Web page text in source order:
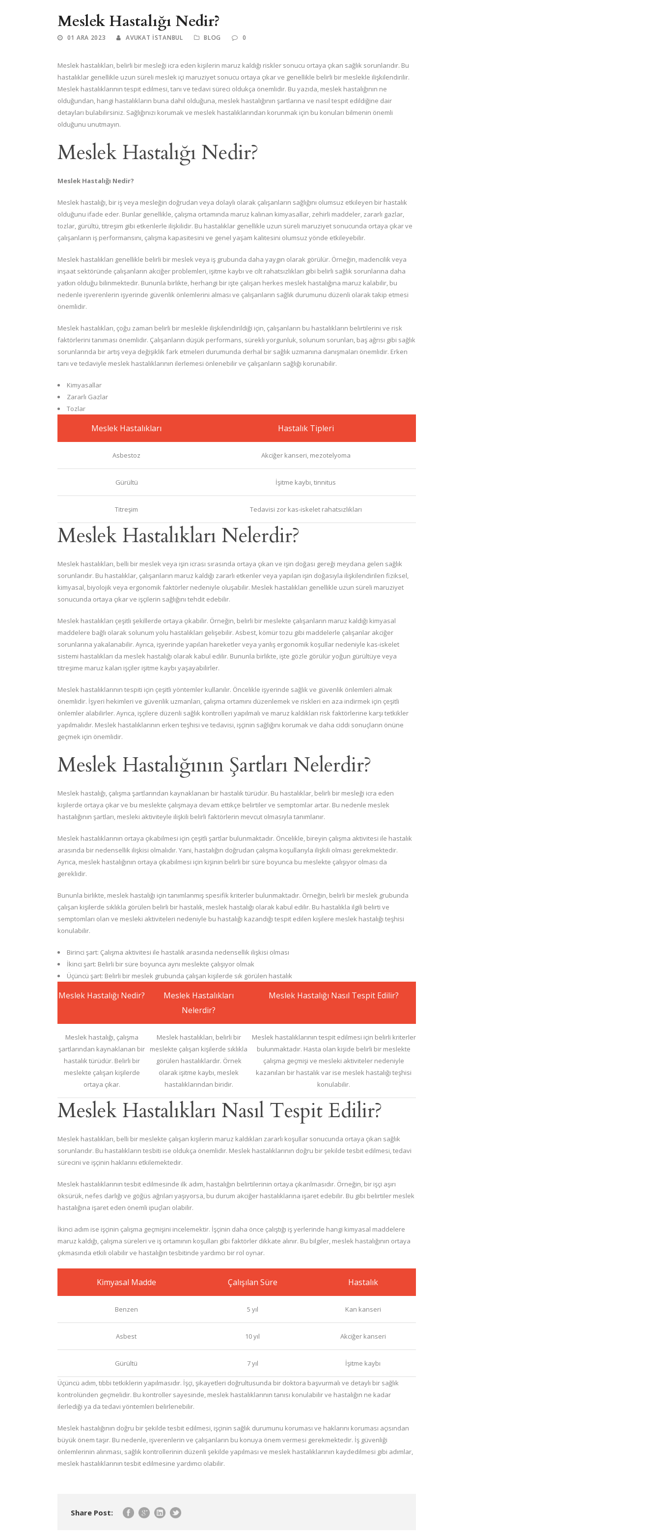
Meslek Hastalığı Nedir?
01 ARA 2023 AVUKAT ISTANBUL BLOG 0
Meslek hastalıkları, belirli bir mesleği icra eden kişilerin maruz kaldığı riskler sonucu ortaya çıkan sağlık sorunlarıdır. Bu
hastalıklar genellikle uzun süreli meslek içi maruziyet sonucu ortaya çıkar ve genellikle belirli bir meslekle ilişkilendirilir.
Meslek hastalıklarının tespit edilmesi, tanı ve tedavi süreci oldukça önemlidir. Bu yazıda, meslek hastalığının ne
olduğundan, hangi hastalıkların buna dahil olduğuna, meslek hastalığının şartlarına ve nasıl tespit edildiğine dair
detayları bulabilirsiniz. Sağlığınızı korumak ve meslek hastalıklarından korunmak için bu konuları bilmenin önemli
olduğunu unutmayın.
Meslek Hastalığı Nedir?
Meslek Hastalığı Nedir?
Meslek hastalığı, bir iş veya mesleğin doğrudan veya dolaylı olarak çalışanların sağlığını olumsuz etkileyen bir hastalık
olduğunu ifade eder. Bunlar genellikle, çalışma ortamında maruz kalınan kimyasallar, zehirli maddeler, zararlı gazlar,
tozlar, gürültü, titreşim gibi etkenlerle ilişkilidir. Bu hastalıklar genellikle uzun süreli maruziyet sonucunda ortaya çıkar ve
çalışanların iş performansını, çalışma kapasitesini ve genel yaşam kalitesini olumsuz yönde etkileyebilir.
Meslek hastalıkları genellikle belirli bir meslek veya iş grubunda daha yaygın olarak görülür. Örneğin, madencilik veya
inşaat sektöründe çalışanların akciğer problemleri, işitme kaybı ve cilt rahatsızlıkları gibi belirli sağlık sorunlarına daha
yatkın olduğu bilinmektedir. Bununla birlikte, herhangi bir işte çalışan herkes meslek hastalığına maruz kalabilir, bu
nedenle işverenlerin işyerinde güvenlik önlemlerini alması ve çalışanların sağlık durumunu düzenli olarak takip etmesi
önemlidir.
Meslek hastalıkları, çoğu zaman belirli bir meslekle ilişkilendirildiği için, çalışanların bu hastalıkların belirtilerini ve risk
faktörlerini tanıması önemlidir. Çalışanların düşük performans, sürekli yorgunluk, solunum sorunları, baş ağrısı gibi sağlık
sorunlarında bir artış veya değişiklik fark etmeleri durumunda derhal bir sağlık uzmanına danışmaları önemlidir. Erken
tanı ve tedaviyle meslek hastalıklarının ilerlemesi önlenebilir ve çalışanların sağlığı korunabilir.
Kimyasallar
Zararlı Gazlar
Tozlar
Meslek Hastalıkları Hastalık Tipleri
Asbestoz Akciğer kanseri, mezotelyoma
Gürültü İşitme kaybı, tinnitus
Titreşim Tedavisi zor kas-iskelet rahatsızlıkları
Meslek Hastalıkları Nelerdir?
Meslek hastalıkları, belli bir meslek veya işin icrası sırasında ortaya çıkan ve işin doğası gereği meydana gelen sağlık
sorunlarıdır. Bu hastalıklar, çalışanların maruz kaldığı zararlı etkenler veya yapılan işin doğasıyla ilişkilendirilen fiziksel,
kimyasal, biyolojik veya ergonomik faktörler nedeniyle oluşabilir. Meslek hastalıkları genellikle uzun süreli maruziyet
sonucunda ortaya çıkar ve işçilerin sağlığını tehdit edebilir.
Meslek hastalıkları çeşitli şekillerde ortaya çıkabilir. Örneğin, belirli bir meslekte çalışanların maruz kaldığı kimyasal
maddelere bağlı olarak solunum yolu hastalıkları gelişebilir. Asbest, kömür tozu gibi maddelerle çalışanlar akciğer
sorunlarına yakalanabilir. Ayrıca, işyerinde yapılan hareketler veya yanlış ergonomik koşullar nedeniyle kas-iskelet
sistemi hastalıkları da meslek hastalığı olarak kabul edilir. Bununla birlikte, işte gözle görülür yoğun gürültüye veya
titreşime maruz kalan işçiler işitme kaybı yaşayabilirler.
Meslek hastalıklarının tespiti için çeşitli yöntemler kullanılır. Öncelikle işyerinde sağlık ve güvenlik önlemleri almak
önemlidir. İşyeri hekimleri ve güvenlik uzmanları, çalışma ortamını düzenlemek ve riskleri en aza indirmek için çeşitli
önlemler alabilirler. Ayrıca, işçilere düzenli sağlık kontrolleri yapılmalı ve maruz kaldıkları risk faktörlerine karşı tetkikler
yapılmalıdır. Meslek hastalıklarının erken teşhisi ve tedavisi, işçinin sağlığını korumak ve daha ciddi sonuçların önüne
geçmek için önemlidir.
Meslek Hastalığının Şartları Nelerdir?
Meslek hastalığı, çalışma şartlarından kaynaklanan bir hastalık türüdür. Bu hastalıklar, belirli bir mesleği icra eden
kişilerde ortaya çıkar ve bu meslekte çalışmaya devam ettikçe belirtiler ve semptomlar artar. Bu nedenle meslek
hastalığının şartları, mesleki aktiviteyle ilişkili belirli faktörlerin mevcut olmasıyla tanımlanır.
Meslek hastalıklarının ortaya çıkabilmesi için çeşitli şartlar bulunmaktadır. Öncelikle, bireyin çalışma aktivitesi ile hastalık
arasında bir nedensellik ilişkisi olmalıdır. Yani, hastalığın doğrudan çalışma koşullarıyla ilişkili olması gerekmektedir.
Ayrıca, meslek hastalığının ortaya çıkabilmesi için kişinin belirli bir süre boyunca bu meslekte çalışıyor olması da
gereklidir.
Bununla birlikte, meslek hastalığı için tanımlanmış spesifik kriterler bulunmaktadır. Örneğin, belirli bir meslek grubunda
çalışan kişilerde sıklıkla görülen belirli bir hastalık, meslek hastalığı olarak kabul edilir. Bu hastalıkla ilgili belirti ve
semptomları olan ve mesleki aktiviteleri nedeniyle bu hastalığı kazandığı tespit edilen kişilere meslek hastalığı teşhisi
konulabilir.
Birinci şart: Çalışma aktivitesi ile hastalık arasında nedensellik ilişkisi olması
İkinci şart: Belirli bir süre boyunca aynı meslekte çalışıyor olmak
Üçüncü şart: Belirli bir meslek grubunda çalışan kişilerde sık görülen hastalık
Meslek Hastalığı Nedir?
Meslek Hastalıkları
Nelerdir?
Meslek Hastalığı Nasıl Tespit Edilir?
Meslek hastalığı, çalışma
şartlarından kaynaklanan bir
hastalık türüdür. Belirli bir
meslekte çalışan kişilerde
ortaya çıkar.
Meslek hastalıkları, belirli bir
meslekte çalışan kişilerde sıklıkla
görülen hastalıklardır. Örnek
olarak işitme kaybı, meslek
hastalıklarından biridir.
Meslek hastalıklarının tespit edilmesi için belirli kriterler
bulunmaktadır. Hasta olan kişide belirli bir meslekte
çalışma geçmişi ve mesleki aktiviteler nedeniyle
kazanılan bir hastalık var ise meslek hastalığı teşhisi
konulabilir.
Meslek Hastalıkları Nasıl Tespit Edilir?
Meslek hastalıkları, belli bir meslekte çalışan kişilerin maruz kaldıkları zararlı koşullar sonucunda ortaya çıkan sağlık
sorunlarıdır. Bu hastalıkların tesbiti ise oldukça önemlidir. Meslek hastalıklarının doğru bir şekilde tesbit edilmesi, tedavi
sürecini ve işçinin haklarını etkilemektedir.
Meslek hastalıklarının tesbit edilmesinde ilk adım, hastalığın belirtilerinin ortaya çıkarılmasıdır. Örneğin, bir işçi aşırı
öksürük, nefes darlığı ve göğüs ağrıları yaşıyorsa, bu durum akciğer hastalıklarına işaret edebilir. Bu gibi belirtiler meslek
hastalığına işaret eden önemli ipuçları olabilir.
İkinci adım ise işçinin çalışma geçmişini incelemektir. İşçinin daha önce çalıştığı iş yerlerinde hangi kimyasal maddelere
maruz kaldığı, çalışma süreleri ve iş ortamının koşulları gibi faktörler dikkate alınır. Bu bilgiler, meslek hastalığının ortaya
çıkmasında etkili olabilir ve hastalığın tesbitinde yardımcı bir rol oynar.
Kimyasal Madde Çalışılan Süre Hastalık
Benzen 5 yıl Kan kanseri
Asbest 10 yıl Akciğer kanseri
Gürültü 7 yıl İşitme kaybı
Üçüncü adım, tıbbi tetkiklerin yapılmasıdır. İşçi, şikayetleri doğrultusunda bir doktora başvurmalı ve detaylı bir sağlık
kontrolünden geçmelidir. Bu kontroller sayesinde, meslek hastalıklarının tanısı konulabilir ve hastalığın ne kadar
ilerlediği ya da tedavi yöntemleri belirlenebilir.
Meslek hastalığının doğru bir şekilde tesbit edilmesi, işçinin sağlık durumunu koruması ve haklarını koruması açısından
büyük önem taşır. Bu nedenle, işverenlerin ve çalışanların bu konuya önem vermesi gerekmektedir. İş güvenliği
önlemlerinin alınması, sağlık kontrollerinin düzenli şekilde yapılması ve meslek hastalıklarının kaydedilmesi gibi adımlar,
meslek hastalıklarının tesbit edilmesine yardımcı olabilir.
Share Post: